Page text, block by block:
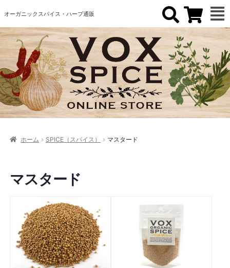
オーガニックスパイス・ハーブ通販
ホーム SPICE（スパイス） マスタード
マスタード